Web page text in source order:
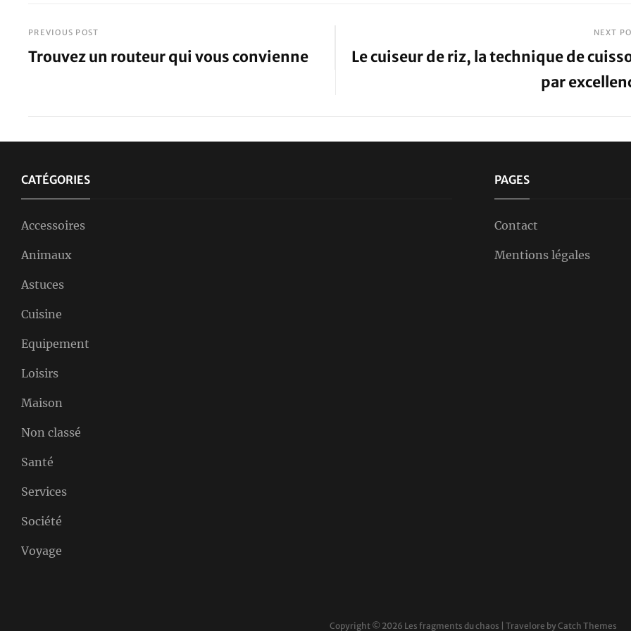
Navigation
PREVIOUS POST
Trouvez un routeur qui vous convienne
NEXT
Le cuiseur de riz, la technique de
par
CATÉGORIES
Accessoires
Animaux
Astuces
Cuisine
Equipement
Loisirs
Maison
Non classé
Santé
Services
Société
Voyage
PAGES
Contact
Mentions légales
Copyright © 2026 Les fragments du chaos Travelore by Catch Themes